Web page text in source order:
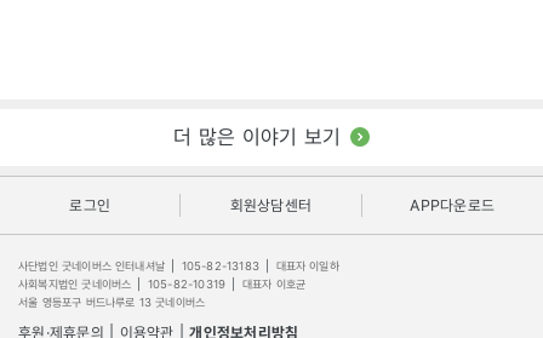
더 많은 이야기 보기
로그인 회원상담센터 APP다운로드
사단법인 굿네이버스 인터내셔날 105-82-13183
대표자 이일하
사회복지법인 굿네이버스
105-82-10319
대표자 이호균
서울 영등포구 버드나루로 13 굿네이버스
후원·제휴문의 이용약관 개인정보처리방침